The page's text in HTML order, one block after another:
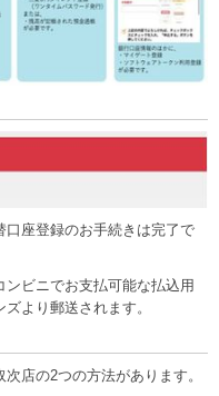
口座登録のお手続きは完了で
ンビニでお支払可能な払込用
より郵送されます。
店の2つの方法があります。